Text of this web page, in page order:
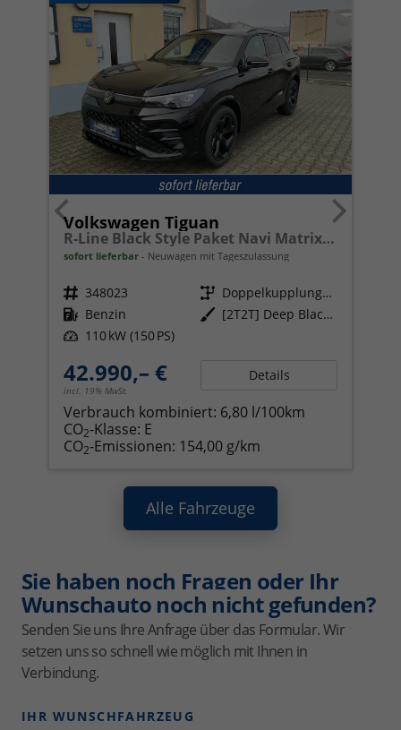
Volkswagen Tiguan
R-Line Black Style Paket Navi Matrix-LED ACC
sofort lieferbar Neuwagen mit Tageszulassung
Fahrzeugnr. 348023 Getriebe
Doppelkupplungsgetriebe (DSG)
Kraftstoff Benzin Außenfarbe
[2T2T] Deep Black Perleffekt
Leistung 110 kW (150 PS)
42.990,– €
incl. 19% MwSt.
Details
Verbrauch kombiniert: 6,80 l/100km
CO2-Klasse: E
CO2-Emissionen: 154,00 g/km
Alle Fahrzeuge
Sie haben noch Fragen oder Ihr
Wunschauto noch nicht gefunden?
Senden Sie uns Ihre Anfrage über das Formular. Wir
setzen uns so schnell wie möglich mit Ihnen in
Verbindung.
IHR WUNSCHFAHRZEUG